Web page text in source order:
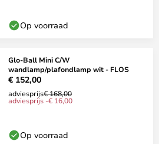
Op voorraad
Glo-Ball Mini C/W
wandlamp/plafondlamp wit - FLOS
€ 152,00
adviesprijs€ 168,00
adviesprijs -€ 16,00
Op voorraad